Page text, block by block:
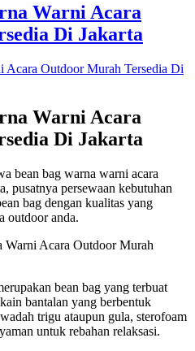
Warni Acara
Di Jakarta
Warni Acara
Di Jakarta
bean bag warna warni acara
pusatnya persewaan kebutuhan
bag dengan kualitas yang
outdoor anda.
bean bag yang terbuat
bantalan yang berbentuk
trigu ataupun gula, sterofoam
untuk rebahan relaksasi.